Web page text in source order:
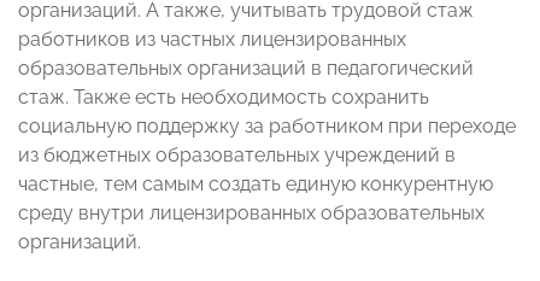
организаций. А также, учитывать трудовой стаж
работников из частных лицензированных
образовательных организаций в педагогический
стаж. Также есть необходимость сохранить
социальную поддержку за работником при переходе
из бюджетных образовательных учреждений в
частные, тем самым создать единую конкурентную
среду внутри лицензированных образовательных
организаций.